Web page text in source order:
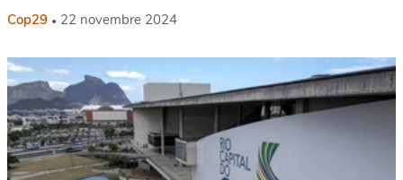
Cop29 22 novembre 2024